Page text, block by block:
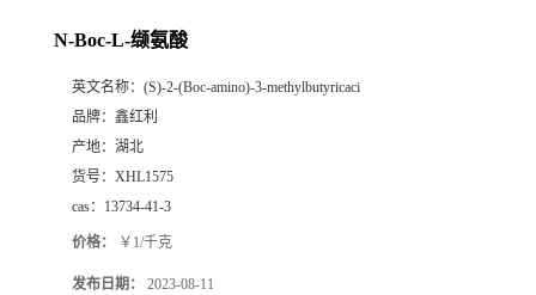
N-Boc-L-缬氨酸
英文名称： (S)-2-(Boc-amino)-3-methylbutyricaci
品牌： 鑫红利
产地： 湖北
货号： XHL1575
cas： 13734-41-3
价格： ￥1/千克
发布日期： 2023-08-11